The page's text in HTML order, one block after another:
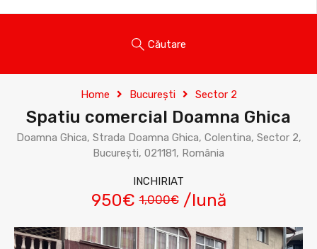
Căutare
Home București Sector 2
Spatiu comercial Doamna Ghica
Doamna Ghica, Strada Doamna Ghica, Colentina, Sector 2,
București, 021181, România
INCHIRIAT
950€ 1,000€/lună